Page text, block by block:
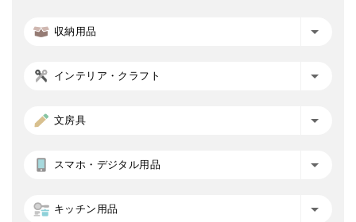
収納用品
インテリア・クラフト
文房具
スマホ・デジタル用品
キッチン用品